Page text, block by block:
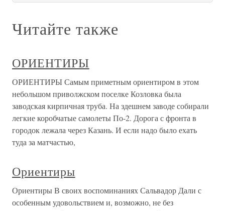
Читайте также
ОРИЕНТИРЫ
ОРИЕНТИРЫ Самым приметным ориентиром в этом
небольшом приволжском поселке Козловка была
заводская кирпичная труба. На здешнем заводе собирали
легкие коробчатые самолеты По-2. Дорога с фронта в
городок лежала через Казань. И если надо было ехать
туда за матчастью,
Ориентиры
Ориентиры В своих воспоминаниях Сальвадор Дали с
особенным удовольствием и, возможно, не без